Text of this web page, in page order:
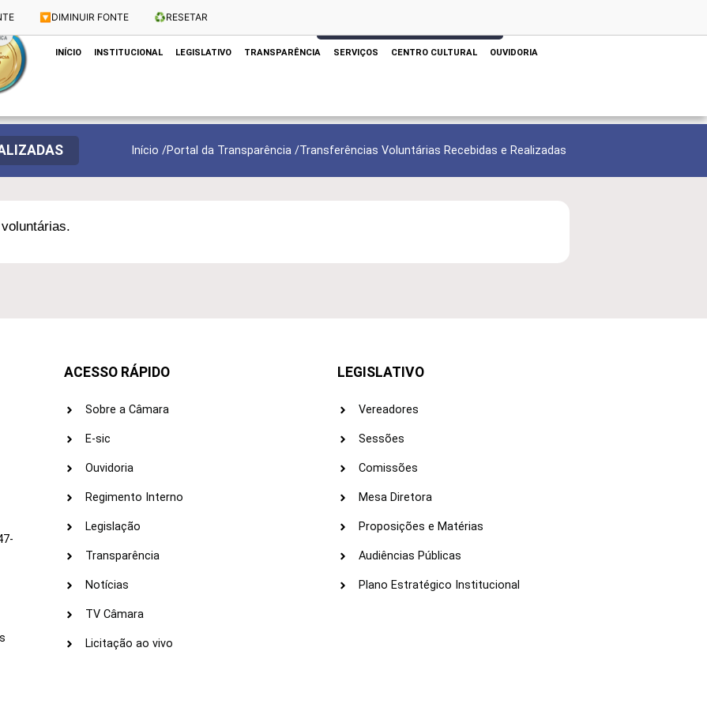
🔽 DIMINUIR FONTE ♻️RESETAR
Dias e Horários das Sessões: Terças e Quartas às 10h
INÍCIO INSTITUCIONAL LEGISLATIVO TRANSPARÊNCIA SERVIÇOS CENTRO CULTURAL OUVIDORIA
Início /Portal da Transparência /Transferências Voluntárias Recebidas e Realizadas
ACESSO RÁPIDO
Sobre a Câmara
E-sic
Ouvidoria
Regimento Interno
Legislação
Transparência
Notícias
TV Câmara
Licitação ao vivo
LEGISLATIVO
Vereadores
Sessões
Comissões
Mesa Diretora
Proposições e Matérias
Audiências Públicas
Plano Estratégico Institucional